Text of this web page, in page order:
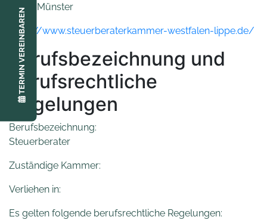
TERMIN VEREINBAREN
48145 Münster
https://www.steuerberaterkammer-westfalen-lippe.de/
Berufsbezeichnung und
berufsrechtliche
Regelungen
Berufsbezeichnung:
Steuerberater
Zuständige Kammer:
Verliehen in:
Es gelten folgende berufsrechtliche Regelungen: